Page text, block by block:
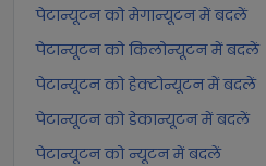
पेटान्यूटन को मेगान्यूटन में बदलें
पेटान्यूटन को किलोन्यूटन में बदलें
पेटान्यूटन को हेक्टोन्यूटन में बदलें
पेटान्यूटन को डेकान्यूटन में बदलें
पेटान्यूटन को न्यूटन में बदलें